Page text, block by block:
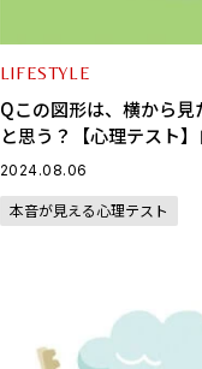
LIFESTYLE
Qこの図形は、横から見
と思う？【心理テスト
い隠れたチャームポイン
2024.08.06
本音が見える心理テスト